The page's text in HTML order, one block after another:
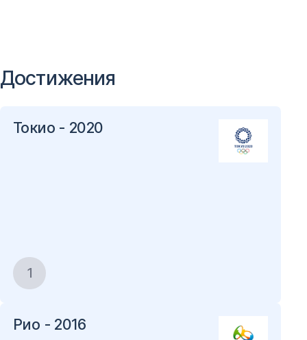
Достижения
Токио - 2020
1
Рио - 2016